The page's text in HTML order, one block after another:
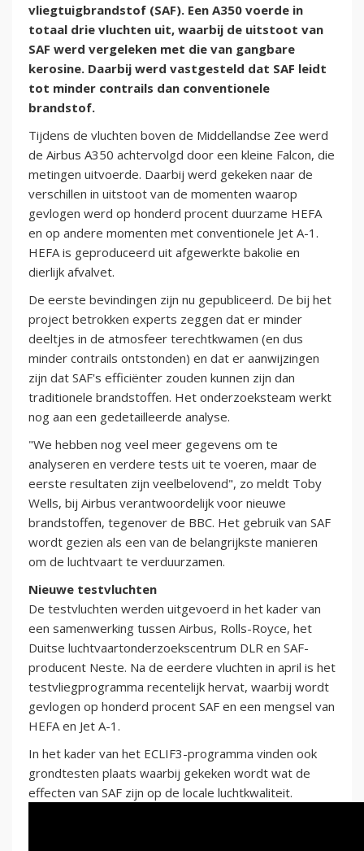
vliegtuigbrandstof (SAF). Een A350 voerde in
totaal drie vluchten uit, waarbij de uitstoot van
SAF werd vergeleken met die van gangbare
kerosine. Daarbij werd vastgesteld dat SAF leidt
tot minder contrails dan conventionele
brandstof.
Tijdens de vluchten boven de Middellandse Zee werd
de Airbus A350 achtervolgd door een kleine Falcon, die
metingen uitvoerde. Daarbij werd gekeken naar de
verschillen in uitstoot van de momenten waarop
gevlogen werd op honderd procent duurzame HEFA
en op andere momenten met conventionele Jet A-1.
HEFA is geproduceerd uit afgewerkte bakolie en
dierlijk afvalvet.
De eerste bevindingen zijn nu gepubliceerd. De bij het
project betrokken experts zeggen dat er minder
deeltjes in de atmosfeer terechtkwamen (en dus
minder contrails ontstonden) en dat er aanwijzingen
zijn dat SAF's efficiënter zouden kunnen zijn dan
traditionele brandstoffen. Het onderzoeksteam werkt
nog aan een gedetailleerde analyse.
"We hebben nog veel meer gegevens om te
analyseren en verdere tests uit te voeren, maar de
eerste resultaten zijn veelbelovend", zo meldt Toby
Wells, bij Airbus verantwoordelijk voor nieuwe
brandstoffen, tegenover de BBC. Het gebruik van SAF
wordt gezien als een van de belangrijkste manieren
om de luchtvaart te verduurzamen.
Nieuwe testvluchten
De testvluchten werden uitgevoerd in het kader van
een samenwerking tussen Airbus, Rolls-Royce, het
Duitse luchtvaartonderzoekscentrum DLR en SAF-
producent Neste. Na de eerdere vluchten in april is het
testvliegprogramma recentelijk hervat, waarbij wordt
gevlogen op honderd procent SAF en een mengsel van
HEFA en Jet A-1.
In het kader van het ECLIF3-programma vinden ook
grondtesten plaats waarbij gekeken wordt wat de
effecten van SAF zijn op de locale luchtkwaliteit.